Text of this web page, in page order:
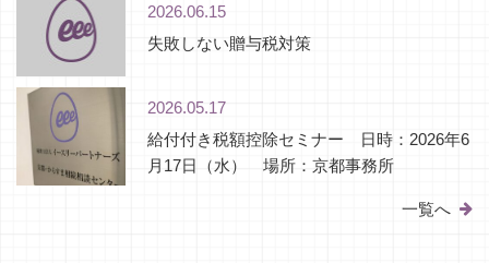
2026.06.15
失敗しない贈与税対策
2026.05.17
給付付き税額控除セミナー 日時：2026年6
月17日（水） 場所：京都事務所
一覧へ